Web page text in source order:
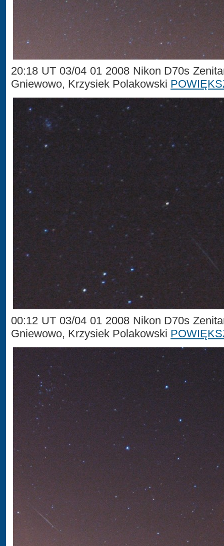
20:18 UT 03/04 01 2008 Nikon D70s
Gniewowo, Krzysiek Polakowski
00:12 UT 03/04 01 2008 Nikon D70s
Gniewowo, Krzysiek Polakowski